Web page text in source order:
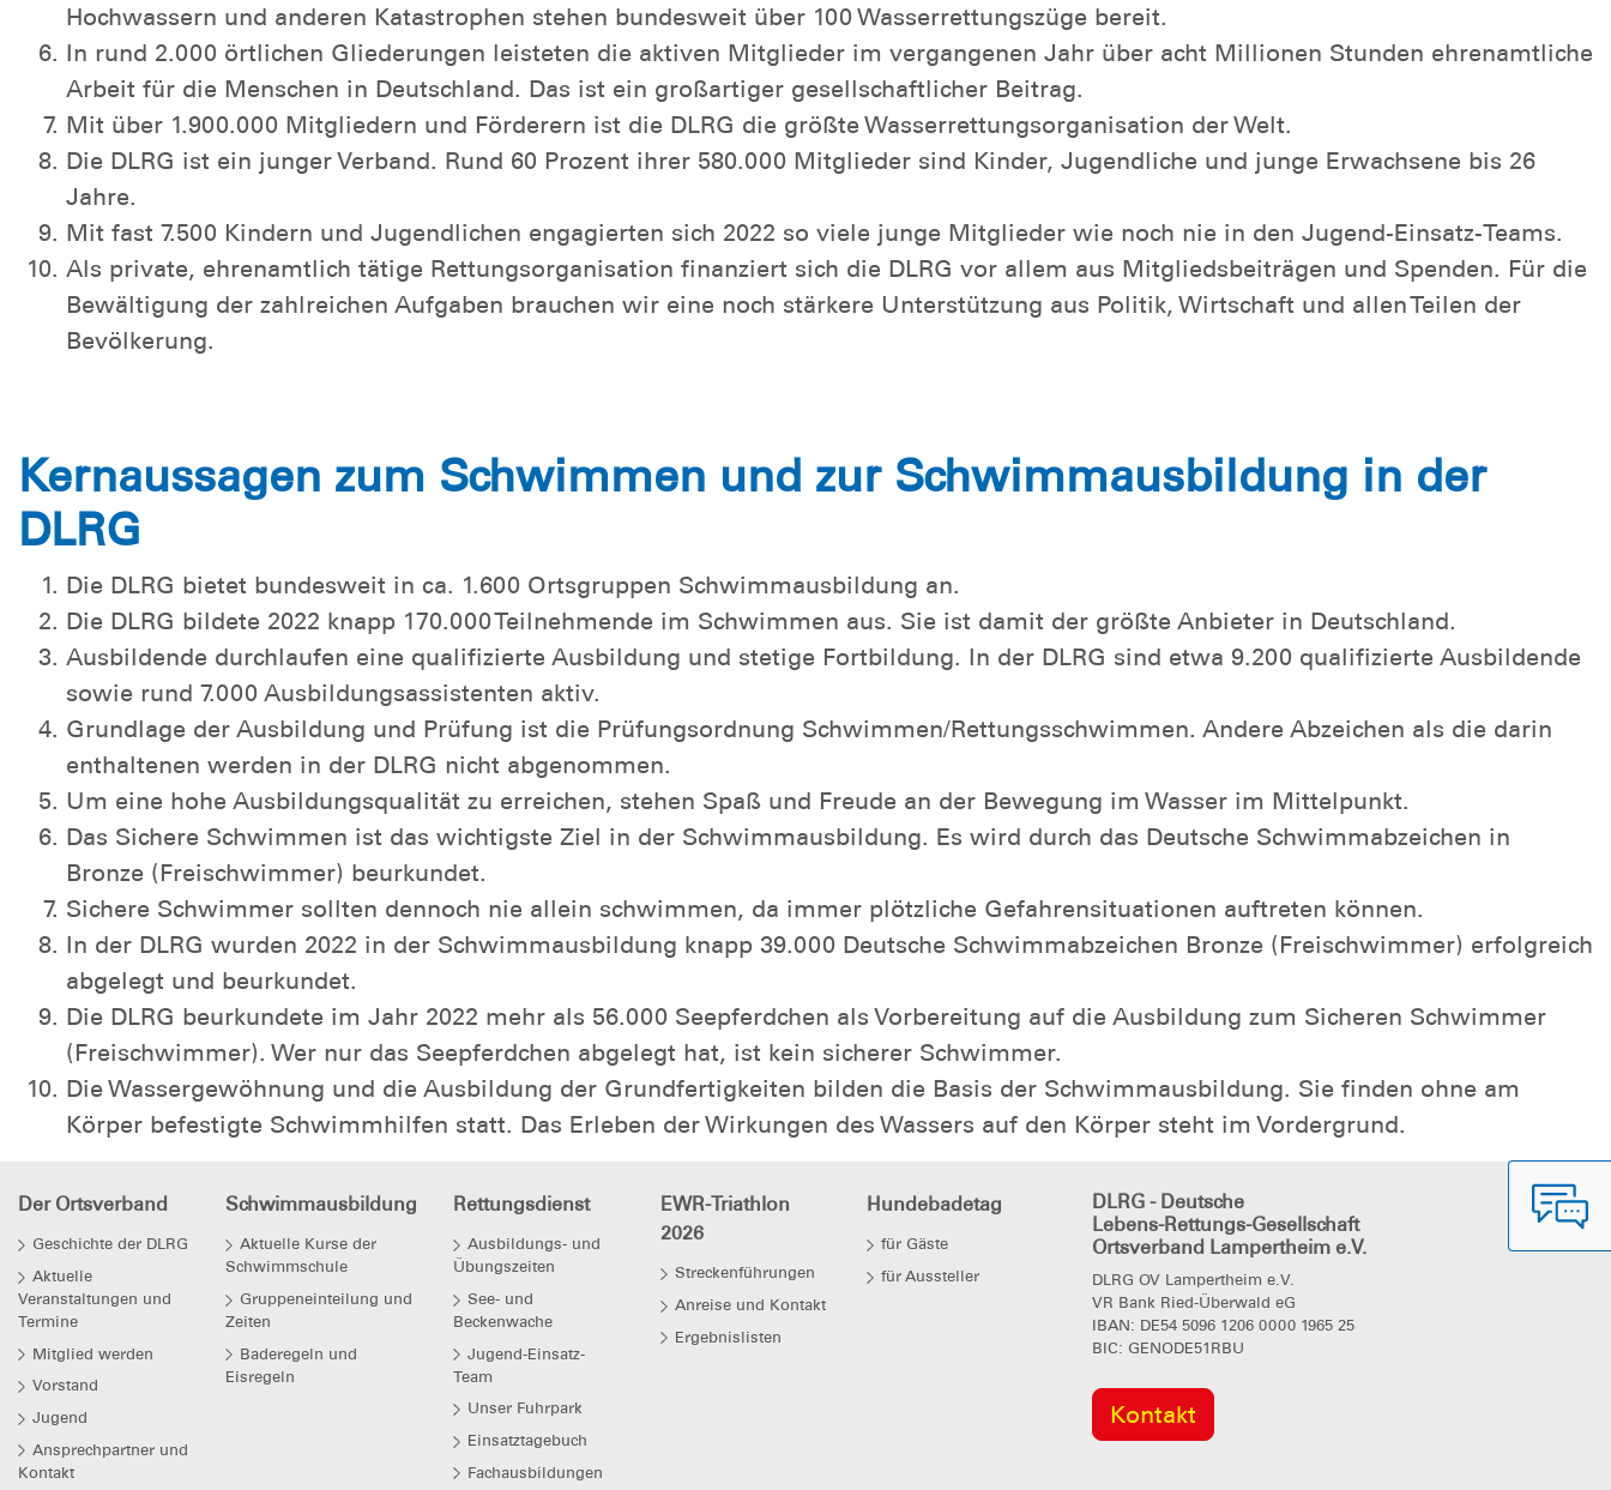
Hochwassern und anderen Katastrophen stehen bundesweit über 100 Wasserrettungszüge bereit.
In rund 2.000 örtlichen Gliederungen leisteten die aktiven Mitglieder im vergangenen Jahr über acht Millionen Stunden ehrenamtliche
Arbeit für die Menschen in Deutschland. Das ist ein großartiger gesellschaftlicher Beitrag.
Mit über 1.900.000 Mitgliedern und Förderern ist die DLRG die größte Wasserrettungsorganisation der Welt.
Die DLRG ist ein junger Verband. Rund 60 Prozent ihrer 580.000 Mitglieder sind Kinder, Jugendliche und junge Erwachsene bis 26
Jahre.
Mit fast 7.500 Kindern und Jugendlichen engagierten sich 2022 so viele junge Mitglieder wie noch nie in den Jugend-Einsatz-Teams.
Als private, ehrenamtlich tätige Rettungsorganisation finanziert sich die DLRG vor allem aus Mitgliedsbeiträgen und Spenden. Für die
Bewältigung der zahlreichen Aufgaben brauchen wir eine noch stärkere Unterstützung aus Politik, Wirtschaft und allen Teilen der
Bevölkerung.
Kernaussagen zum Schwimmen und zur Schwimmausbildung in der
DLRG
Die DLRG bietet bundesweit in ca. 1.600 Ortsgruppen Schwimmausbildung an.
Die DLRG bildete 2022 knapp 170.000 Teilnehmende im Schwimmen aus. Sie ist damit der größte Anbieter in Deutschland.
Ausbildende durchlaufen eine qualifizierte Ausbildung und stetige Fortbildung. In der DLRG sind etwa 9.200 qualifizierte Ausbildende
sowie rund 7.000 Ausbildungsassistenten aktiv.
Grundlage der Ausbildung und Prüfung ist die Prüfungsordnung Schwimmen/Rettungsschwimmen. Andere Abzeichen als die darin
enthaltenen werden in der DLRG nicht abgenommen.
Um eine hohe Ausbildungsqualität zu erreichen, stehen Spaß und Freude an der Bewegung im Wasser im Mittelpunkt.
Das Sichere Schwimmen ist das wichtigste Ziel in der Schwimmausbildung. Es wird durch das Deutsche Schwimmabzeichen in
Bronze (Freischwimmer) beurkundet.
Sichere Schwimmer sollten dennoch nie allein schwimmen, da immer plötzliche Gefahrensituationen auftreten können.
In der DLRG wurden 2022 in der Schwimmausbildung knapp 39.000 Deutsche Schwimmabzeichen Bronze (Freischwimmer) erfolgreich
abgelegt und beurkundet.
Die DLRG beurkundete im Jahr 2022 mehr als 56.000 Seepferdchen als Vorbereitung auf die Ausbildung zum Sicheren Schwimmer
(Freischwimmer). Wer nur das Seepferdchen abgelegt hat, ist kein sicherer Schwimmer.
Die Wassergewöhnung und die Ausbildung der Grundfertigkeiten bilden die Basis der Schwimmausbildung. Sie finden ohne am
Körper befestigte Schwimmhilfen statt. Das Erleben der Wirkungen des Wassers auf den Körper steht im Vordergrund.
Der Ortsverband
Geschichte der DLRG
Aktuelle
Veranstaltungen und
Termine
Mitglied werden
Vorstand
Jugend
Ansprechpartner und
Kontakt
Schwimmausbildung
Aktuelle Kurse der
Schwimmschule
Gruppeneinteilung und
Zeiten
Baderegeln und
Eisregeln
Rettungsdienst
Ausbildungs- und
Übungszeiten
See- und
Beckenwache
Jugend-Einsatz-
Team
Unser Fuhrpark
Einsatztagebuch
Fachausbildungen
EWR-Triathlon
2026
Streckenführungen
Anreise und Kontakt
Ergebnislisten
Hundebadetag
für Gäste
für Aussteller
DLRG - Deutsche
Lebens-Rettungs-Gesellschaft
Ortsverband Lampertheim e.V.
DLRG OV Lampertheim e.V.
VR Bank Ried-Überwald eG
IBAN: DE54 5096 1206 0000 1965 25
BIC: GENODE51RBU
Kontakt